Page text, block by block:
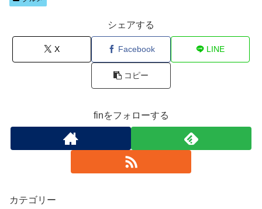
シェアする
X Facebook LINE
コピー
finをフォローする
カテゴリー